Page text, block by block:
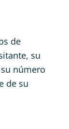
de
su
número
de su